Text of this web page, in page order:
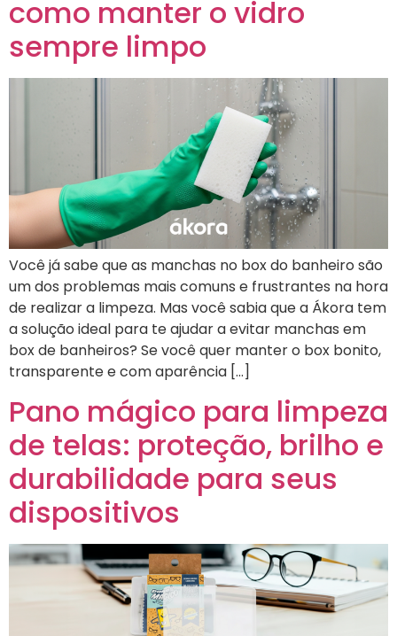
como manter o vidro
sempre limpo
Você já sabe que as manchas no box do banheiro são
um dos problemas mais comuns e frustrantes na hora
de realizar a limpeza. Mas você sabia que a Ákora tem
a solução ideal para te ajudar a evitar manchas em
box de banheiros? Se você quer manter o box bonito,
transparente e com aparência […]
Pano mágico para limpeza
de telas: proteção, brilho e
durabilidade para seus
dispositivos